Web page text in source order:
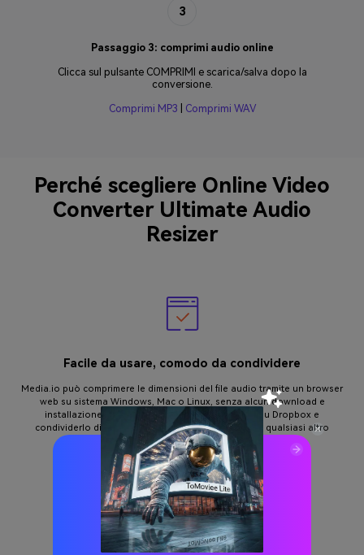
3
Passaggio 3: comprimi audio online
Clicca sul pulsante COMPRIMI e scarica/salva dopo la
conversione.
Comprimi MP3
Comprimi WAV
Perché scegliere Online Video
Converter Ultimate Audio
Resizer
Facile da usare, comodo da condividere
Media.io può comprimere le dimensioni del file audio tramite un browser
web su sistema Windows, Mac o Linux, senza alcun download e
installazione. Ti consente di salvare il file audio su Dropbox e
condividerlo direttamente da Facebook, YouTube o qualsiasi altro
dispositivo.